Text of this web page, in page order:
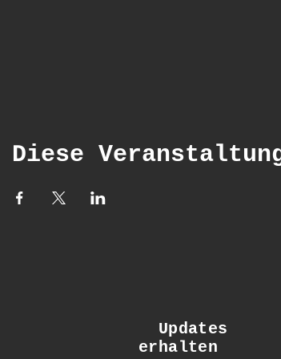
Diese
Updates
erhalten